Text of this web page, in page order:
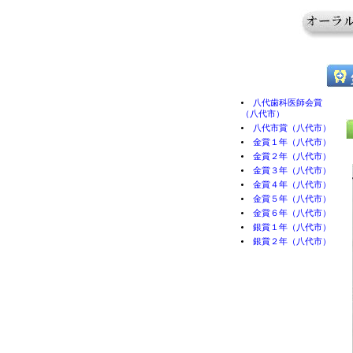
八代歯科医師会賞
（八代市）
八代市賞（八代市）
金賞１年（八代市）
金賞２年（八代市）
金賞３年（八代市）
金賞４年（八代市）
金賞５年（八代市）
金賞６年（八代市）
銀賞１年（八代市）
銀賞２年（八代市）